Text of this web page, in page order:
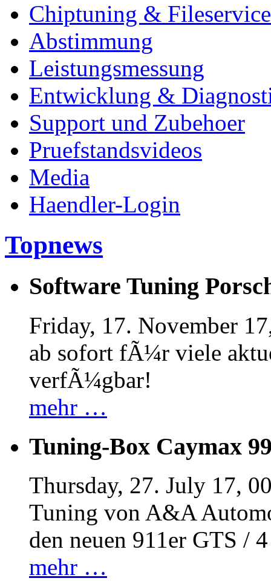
Chiptuning & Fileservice
Abstimmung
Leistungsmessung
Entwicklung &
Support und Zubehoer
Pruefstandsvideos
Media
Haendler-Login
Topnews
Software Tuning
Friday, 17. November
ab sofort fÃ¼r viele
verfÃ¼gbar!
mehr …
Tuning-Box Caymax
Thursday, 27. July 17,
Tuning von A&A
den neuen 911er GTS /
mehr …